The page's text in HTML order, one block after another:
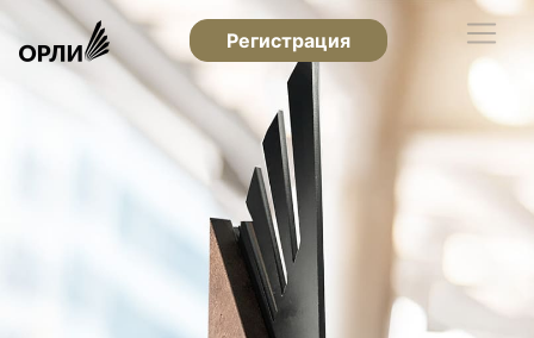
Регистрация